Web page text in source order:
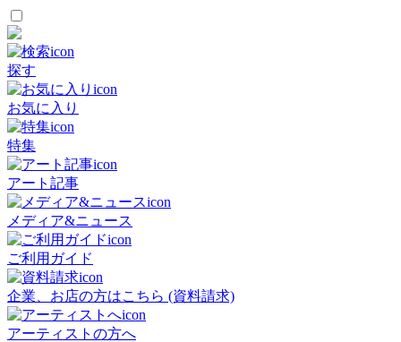
探す
お気に入り
特集
アート記事
メディア&ニュース
ご利用ガイド
企業、お店の方はこちら (資料請求)
アーティストの方へ